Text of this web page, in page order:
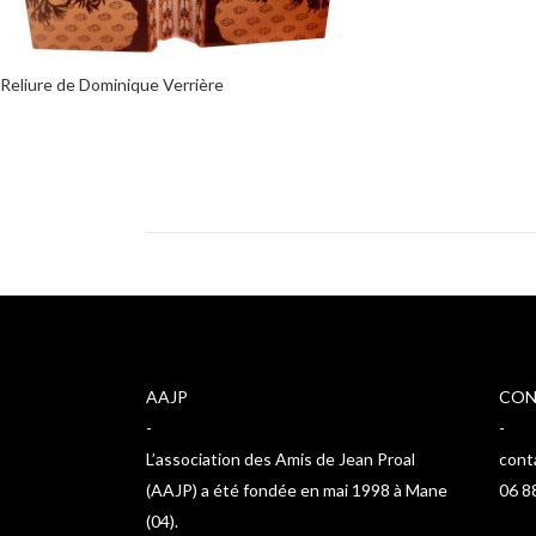
Reliure de Dominique Verrière
AAJP
-
L’association des Amis de Jean Proal
(AAJP) a été fondée en mai 1998 à Mane
(04).
-
06